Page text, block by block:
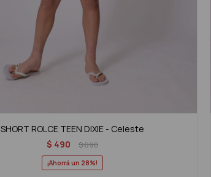
SHORT ROLCE TEEN DIXIE - Celeste
$ 490 $690
28